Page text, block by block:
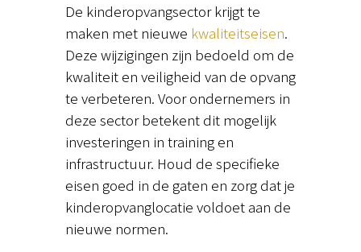
De kinderopvangsector krijgt te
maken met nieuwe kwaliteitseisen.
Deze wijzigingen zijn bedoeld om de
kwaliteit en veiligheid van de opvang
te verbeteren. Voor ondernemers in
deze sector betekent dit mogelijk
investeringen in training en
infrastructuur. Houd de specifieke
eisen goed in de gaten en zorg dat je
kinderopvanglocatie voldoet aan de
nieuwe normen.